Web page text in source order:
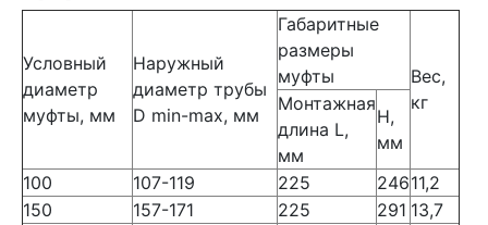
Условный
диаметр
муфты, мм
Наружный
диаметр трубы
D min-max, мм
Габаритные
размеры
муфты
Вес,
кг
Монтажная
длина L,
мм
H,
мм
100
107-119 225 24611,2
150
157-171 225 291 13,7